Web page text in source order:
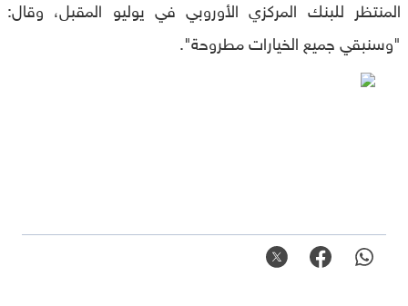
المنتظر للبنك المركزي الأوروبي في يوليو المقبل، وقال:
"وسنبقي جميع الخيارات مطروحة".